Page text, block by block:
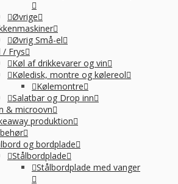
Øvrige
Øvrig Små-el
/ Frys
Køl af drikkevarer og vin
Køledisk, montre og kølereol
Kølemontre
Salatbar og Drop inn
& microovn
produktion
og bordplade
Stålbordplade
Stålbordplade med vanger